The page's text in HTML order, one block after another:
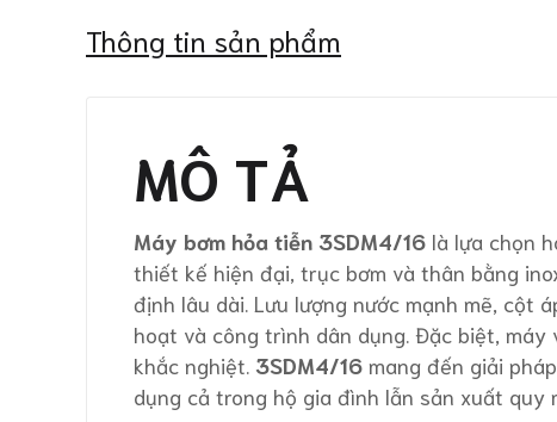
Thông tin sản phẩm
MÔ TẢ
Máy bơm hỏa tiễn 3SDM4/16 là lựa chọn
thiết kế hiện đại, trục bơm và thân bằng
định lâu dài. Lưu lượng nước mạnh mẽ, cột
hoạt và công trình dân dụng. Đặc biệt,
khắc nghiệt. 3SDM4/16 mang đến giải
dụng cả trong hộ gia đình lẫn sản xuất quy